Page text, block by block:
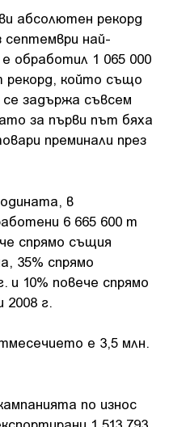
абсолютен рекорд
най-
обработил 1 065 000
който също
задържа съвсем
за първи път бяха
преминали през
в
6 665 600 т
спрямо същия
35% спрямо
и 10% повече спрямо
г.
е 3,5 млн.
по износ
1 513 793